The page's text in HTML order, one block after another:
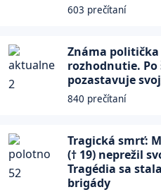
603 prečítaní
Známa
rozhodnutie.
pozastavuje
840 prečítaní
Tragická smrť:
(† 19) neprežil
Tragédia sa
brigády